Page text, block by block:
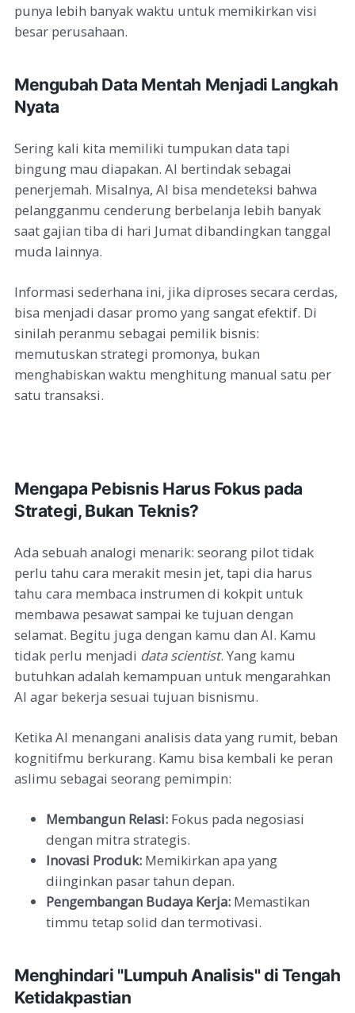
punya lebih banyak waktu untuk memikirkan visi
besar perusahaan.
Mengubah Data Mentah Menjadi Langkah
Nyata
Sering kali kita memiliki tumpukan data tapi
bingung mau diapakan. AI bertindak sebagai
penerjemah. Misalnya, AI bisa mendeteksi bahwa
pelangganmu cenderung berbelanja lebih banyak
saat gajian tiba di hari Jumat dibandingkan tanggal
muda lainnya.
Informasi sederhana ini, jika diproses secara cerdas,
bisa menjadi dasar promo yang sangat efektif. Di
sinilah peranmu sebagai pemilik bisnis:
memutuskan strategi promonya, bukan
menghabiskan waktu menghitung manual satu per
satu transaksi.
Mengapa Pebisnis Harus Fokus pada
Strategi, Bukan Teknis?
Ada sebuah analogi menarik: seorang pilot tidak
perlu tahu cara merakit mesin jet, tapi dia harus
tahu cara membaca instrumen di kokpit untuk
membawa pesawat sampai ke tujuan dengan
selamat. Begitu juga dengan kamu dan AI. Kamu
tidak perlu menjadi data scientist. Yang kamu
butuhkan adalah kemampuan untuk mengarahkan
AI agar bekerja sesuai tujuan bisnismu.
Ketika AI menangani analisis data yang rumit, beban
kognitifmu berkurang. Kamu bisa kembali ke peran
aslimu sebagai seorang pemimpin:
Membangun Relasi: Fokus pada negosiasi
dengan mitra strategis.
Inovasi Produk: Memikirkan apa yang
diinginkan pasar tahun depan.
Pengembangan Budaya Kerja: Memastikan
timmu tetap solid dan termotivasi.
Menghindari "Lumpuh Analisis" di Tengah
Ketidakpastian